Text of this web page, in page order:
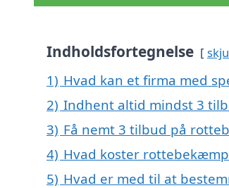
Indholdsfortegnelse
1) Hvad kan et firma med
2) Indhent altid mindst 3
3) Få nemt 3 tilbud på
4) Hvad koster
5) Hvad er med til at